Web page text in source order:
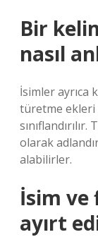
Bir
nasıl
İsimler ayrıca
türetme ekleri
olarak
alabilirler.
İsim ve
ayırt